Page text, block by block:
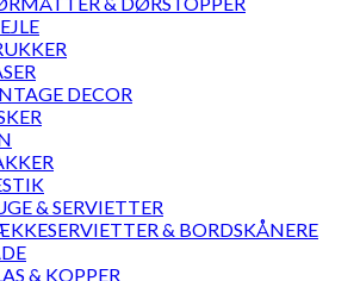
DECOR
& SERVIETTER
& BORDSKÅNERE
& KOPPER